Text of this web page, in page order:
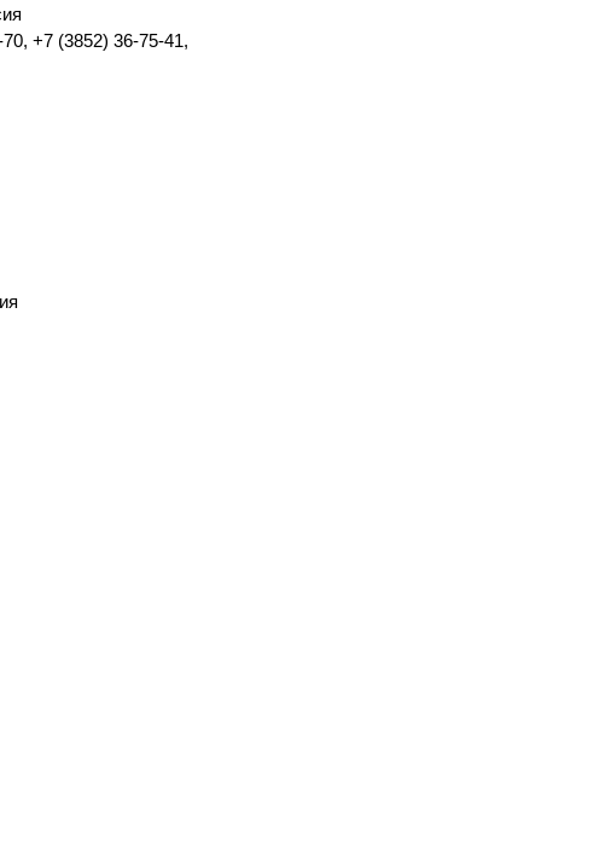
+7 (3852) 36-75-41,